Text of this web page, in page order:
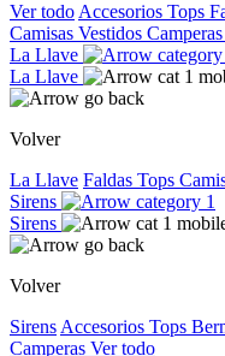
Ver todo Accesorios Tops
Camisas Vestidos Camperas
La Llave
La Llave
Volver
La Llave Faldas Tops
Sirens
Sirens
Volver
Sirens Accesorios Tops
Camperas Ver todo